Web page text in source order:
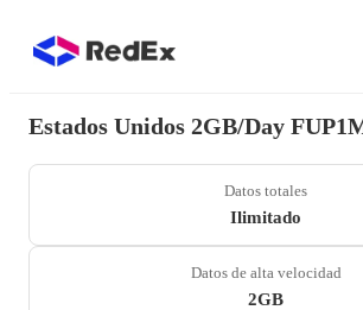
Estados Unidos 2GB/Day
Datos totales
Ilimitado
Datos de alta velocidad
2GB